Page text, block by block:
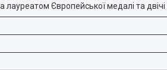
лауреатом Європейської медалі та